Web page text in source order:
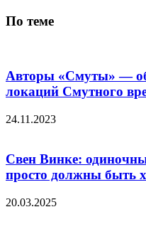
По теме
Авторы «Смуты» — об
локаций Смутного
24.11.2023
Свен Винке:
просто должны быть
20.03.2025